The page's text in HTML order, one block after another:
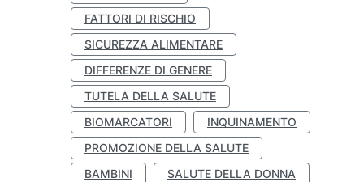
FATTORI DI RISCHIO
SICUREZZA ALIMENTARE
DIFFERENZE DI GENERE
TUTELA DELLA SALUTE
BIOMARCATORI
INQUINAMENTO
PROMOZIONE DELLA SALUTE
BAMBINI
SALUTE DELLA DONNA